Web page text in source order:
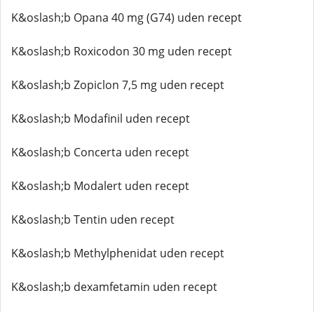
K&oslash;b Opana 40 mg (G74) uden recept
K&oslash;b Roxicodon 30 mg uden recept
K&oslash;b Zopiclon 7,5 mg uden recept
K&oslash;b Modafinil uden recept
K&oslash;b Concerta uden recept
K&oslash;b Modalert uden recept
K&oslash;b Tentin uden recept
K&oslash;b Methylphenidat uden recept
K&oslash;b dexamfetamin uden recept